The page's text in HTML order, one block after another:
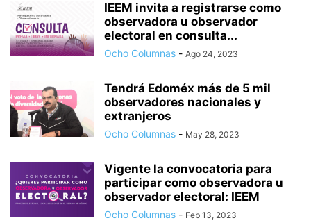
IEEM invita a registrarse como
observadora u observador
electoral en consulta...
Ocho Columnas - Ago 24, 2023
Tendrá Edoméx más de 5 mil
observadores nacionales y
extranjeros
Ocho Columnas - May 28, 2023
Vigente la convocatoria para
participar como observadora u
observador electoral: IEEM
Ocho Columnas - Feb 13, 2023